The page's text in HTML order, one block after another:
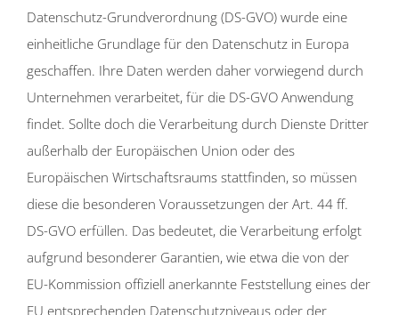
Datenschutz-Grundverordnung (DS-GVO) wurde eine
einheitliche Grundlage für den Datenschutz in Europa
geschaffen. Ihre Daten werden daher vorwiegend durch
Unternehmen verarbeitet, für die DS-GVO Anwendung
findet. Sollte doch die Verarbeitung durch Dienste Dritter
außerhalb der Europäischen Union oder des
Europäischen Wirtschaftsraums stattfinden, so müssen
diese die besonderen Voraussetzungen der Art. 44 ff.
DS-GVO erfüllen. Das bedeutet, die Verarbeitung erfolgt
aufgrund besonderer Garantien, wie etwa die von der
EU-Kommission offiziell anerkannte Feststellung eines der
EU entsprechenden Datenschutzniveaus oder der